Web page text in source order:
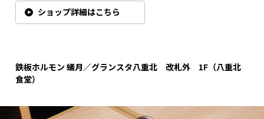
ショップ詳細はこちら
鉄板ホルモン 蟻月／グランスタ八重北 改札外 1F （八重北
食堂）